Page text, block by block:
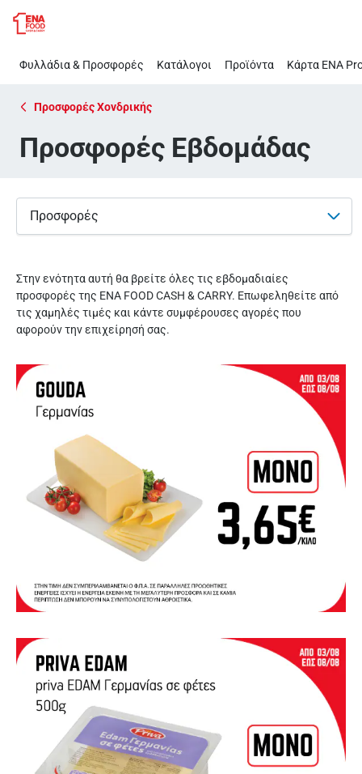
Παράλειψη
Προσφορές
Εβδομάδας
Φυλλάδια & Προσφορές Κατάλογοι Προϊόντα Κάρτα ΕΝΑ
Προσφορές Χονδρικής
Προσφορές Εβδομάδας
Προσφορές
Στην ενότητα αυτή θα βρείτε όλες τις εβδομαδιαίες
προσφορές της ΕΝΑ FOOD CASH & CARRY. Επωφεληθείτε από
τις χαμηλές τιμές και κάντε συμφέρουσες αγορές που
αφορούν την επιχείρησή σας.